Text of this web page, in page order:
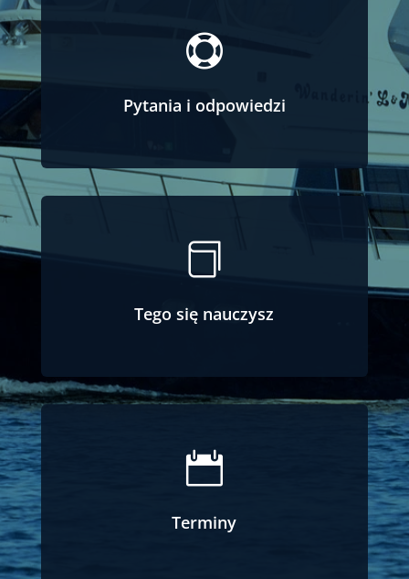

Pytania i odpowiedzi

Tego się nauczysz

Terminy